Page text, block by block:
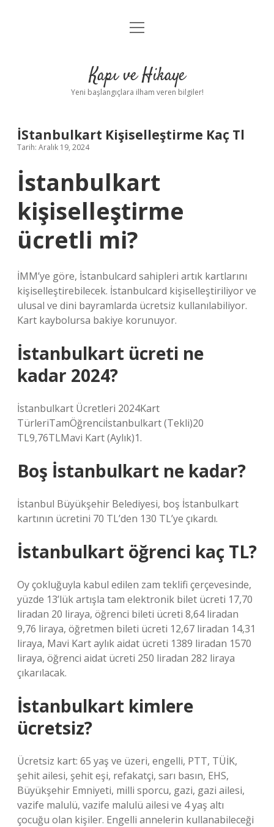
Anasayfa
Yasal Uyarı
menüyü
Kapı ve Hikaye
Yeni başlangıçlara ilham veren bilgiler!
İStanbulkart Kişiselleştirme Kaç Tl
Tarih: Aralık 19, 2024
İstanbulkart
kişiselleştirme
ücretli mi?
İMM’ye göre, İstanbulcard sahipleri artık kartlarını
kişiselleştirebilecek. İstanbulcard kişiselleştiriliyor ve
ulusal ve dini bayramlarda ücretsiz kullanılabiliyor.
Kart kaybolursa bakiye korunuyor.
İstanbulkart ücreti ne
kadar 2024?
İstanbulkart Ücretleri 2024Kart
TürleriTamÖğrenciİstanbulkart (Tekli)20
TL9,76TLMavi Kart (Aylık)1.
Boş İstanbulkart ne kadar?
İstanbul Büyükşehir Belediyesi, boş İstanbulkart
kartının ücretini 70 TL’den 130 TL’ye çıkardı.
İstanbulkart öğrenci kaç TL?
Oy çokluğuyla kabul edilen zam teklifi çerçevesinde,
yüzde 13’lük artışla tam elektronik bilet ücreti 17,70
liradan 20 liraya, öğrenci bileti ücreti 8,64 liradan
9,76 liraya, öğretmen bileti ücreti 12,67 liradan 14,31
liraya, Mavi Kart aylık aidat ücreti 1389 liradan 1570
liraya, öğrenci aidat ücreti 250 liradan 282 liraya
çıkarılacak.
İstanbulkart kimlere
ücretsiz?
Ücretsiz kart: 65 yaş ve üzeri, engelli, PTT, TÜİK,
şehit ailesi, şehit eşi, refakatçi, sarı basın, EHS,
Büyükşehir Emniyeti, milli sporcu, gazi, gazi ailesi,
vazife malulü, vazife malulü ailesi ve 4 yaş altı
çocuğu olan kişiler. Engelli annelerin kullanabileceği